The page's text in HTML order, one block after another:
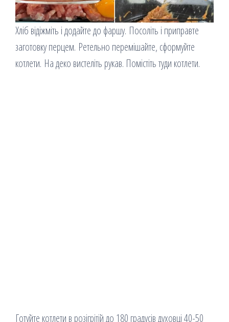
Хліб відіжміть і додайте до фаршу. Посоліть і приправте
заготовку перцем. Ретельно перемішайте, сформуйте
котлети. На деко вистеліть рукав. Помістіть туди котлети.
Готуйте котлети в розігрітій до 180 градусів духовці 40-50